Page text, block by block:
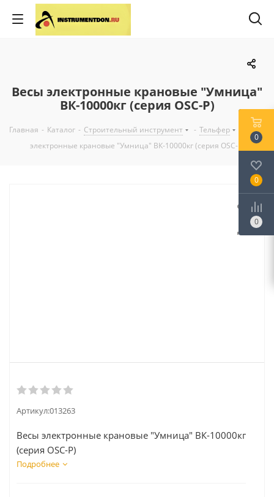
Весы электронные крановые "Умница"
ВК-10000кг (серия OSC-Р)
Главная - Каталог - Строительный инструмент - Тельфер
Весы
электронные крановые "Умница" ВК-10000кг (серия OSC-Р)
Артикул:013263
Весы электронные крановые "Умница" ВК-10000кг
(серия OSC-Р)
Подробнее
0
0
0